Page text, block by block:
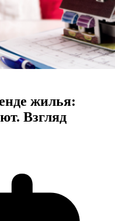
жилья:
Взгляд